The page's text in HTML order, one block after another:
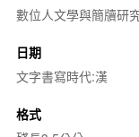
數位人文學與簡牘研
日期
文字書寫時代:漢
格式